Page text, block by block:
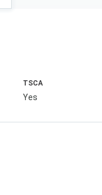
TSCA
Yes